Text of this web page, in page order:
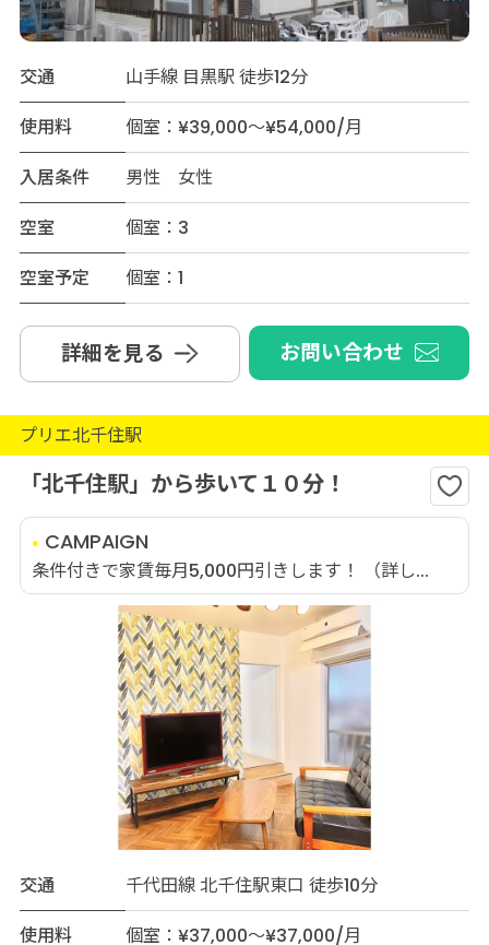
交通
山手線 目黒駅 徒歩12分
使用料
個室：¥39,000～¥54,000/月
入居条件
男性 女性
空室
個室：3
空室予定
個室：1
詳細を見る お問い合わせ
プリエ北千住駅
「北千住駅」から歩いて１０分！
CAMPAIGN
条件付きで家賃毎月5,000円引きします！ （詳し...
交通
千代田線 北千住駅東口 徒歩10分
使用料
個室：¥37,000～¥37,000/月